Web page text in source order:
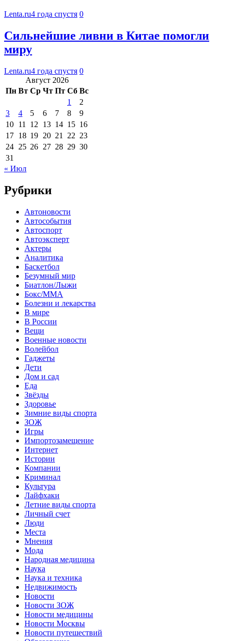
Lenta.ru4 года спустя 0
Сильнейшие ливни в Китае помогли
миру
Lenta.ru4 года спустя 0
Август 2026
Пн Вт Ср Чт Пт Сб Вс
1
2
3
4 5 6 7 8
9
10 11 12 13 14 15 16
17 18 19 20 21 22 23
24 25 26 27 28 29 30
31
« Июл
Рубрики
Автоновости
Автособытия
Автоспорт
Автоэксперт
Актеры
Аналитика
Баскетбол
Безумный мир
Биатлон/Лыжи
Бокс/MMA
Болезни и лекарства
В мире
В России
Вещи
Военные новости
Волейбол
Гаджеты
Дети
Дом и сад
Еда
Звёзды
Здоровье
Зимние виды спорта
ЗОЖ
Игры
Импортозамещение
Интернет
Истории
Компании
Криминал
Культура
Лайфхаки
Летние виды спорта
Личный счет
Люди
Места
Мнения
Мода
Народная медицина
Наука
Наука и техника
Недвижимость
Новости
Новости ЗОЖ
Новости медицины
Новости Москвы
Новости путешествий